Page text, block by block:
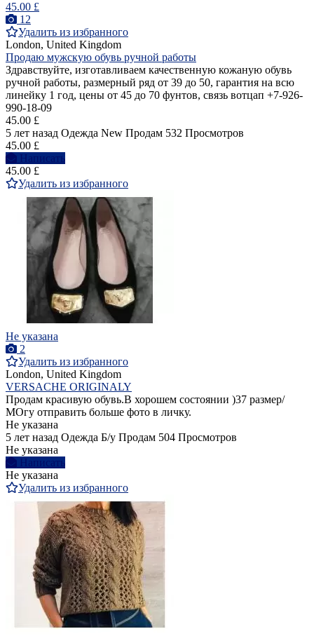
45.00 £
12
Удалить из избранного
London, United Kingdom
Продаю мужскую обувь ручной работы
Здравствуйте, изготавливаем качественную кожаную обувь
ручной работы, размерный ряд от 39 до 50, гарантия на всю
линейку 1 год, цены от 45 до 70 фунтов, связь вотцап +7-926-
990-18-09
45.00 £
5 лет назад Одежда New Продам 532 Просмотров
45.00 £
Написать
45.00 £
Удалить из избранного
Не указана
2
Удалить из избранного
London, United Kingdom
VERSACHE ORIGINALY
Продам красивую обувь.В хорошем состоянии )37 размер/
МОгу отправить больше фото в личку.
Не указана
5 лет назад Одежда Б/у Продам 504 Просмотров
Не указана
Написать
Не указана
Удалить из избранного